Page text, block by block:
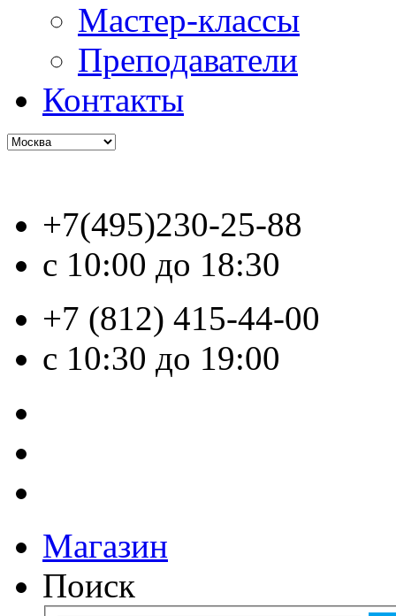
Мастер-классы
Преподаватели
Контакты
+7(495)230-25-88
с 10:00 до 18:30
+7 (812) 415-44-00
с 10:30 до 19:00
Магазин
Поиск